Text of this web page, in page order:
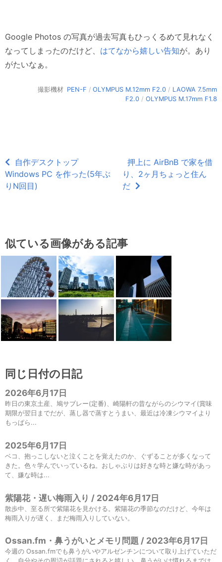
Google Photos の写真が過去写真もひっくるめて見れなく
なってしまったのだけど、 はてなから嬉しい告知が。あり
がたいなぁ。
撮影機材 PEN-F / OLYMPUS M.12mm F2.0 / LAOWA 7.5mm
F2.0 / OLYMPUS M.17mm F1.8
自作デスクトップ
Windows PC を作った(5年ぶ
りN回目)
押上に AirBnB で家を借
り、2ヶ月ちょっと住ん
だ
似ている画像がある記事
同じ日付の日記
2026年6月17日
昨日の東京土産、鳩サブレー(定番)、崎陽軒の昔ながらのシウマイ(賞味
期限が翌日までだが、蒸し器で蒸すとうまい、最近は冷凍シウマイより
もっぱら...
2025年6月17日
ベコ、抱っこしないと泣くことを覚えたのか、ぐずることが多くなって
きた。色々学んでいっているね。おしゃぶりは好きな時と嫌な時があっ
て、嫌な時は...
紫陽花・遅い梅雨入り / 2024年6月17日
散歩中、至る所で紫陽花を見かける。紫陽花の季節なのだけど、今年は
梅雨入りが遅く、まだ梅雨入りしていない。
Ossan.fm・鼻うがいとメモリ問題 / 2023年6月17日
今週の Ossan.fmでも鼻うがいやアルゼンチンについて取り上げていただ